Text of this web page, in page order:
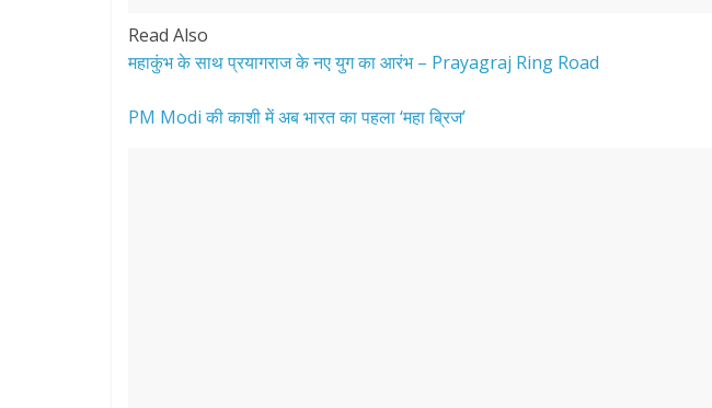
Read Also
महाकुंभ के साथ प्रयागराज के नए युग का आरंभ – Prayagraj Ring Road
PM Modi की काशी में अब भारत का पहला ‘महा ब्रिज’